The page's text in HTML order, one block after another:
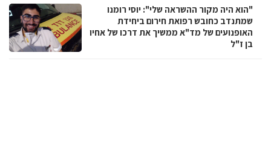
"הוא היה מקור ההשראה שלי": יוסי רומנו
שמתנדב כחובש רפואת חירום ביחידת
האופנועים של מד"א ממשיך את דרכו של אחיו
בן ז"ל